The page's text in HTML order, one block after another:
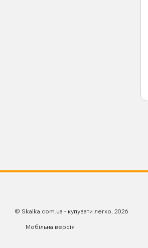
© Skalka.com.ua - купувати легко, 2026
Мобільна версія